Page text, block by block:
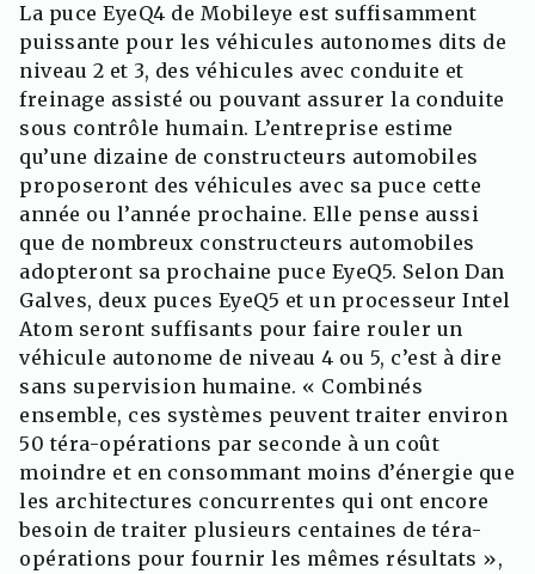
La puce EyeQ4 de Mobileye est suffisamment
puissante pour les véhicules autonomes dits de
niveau 2 et 3, des véhicules avec conduite et
freinage assisté ou pouvant assurer la conduite
sous contrôle humain. L’entreprise estime
qu’une dizaine de constructeurs automobiles
proposeront des véhicules avec sa puce cette
année ou l’année prochaine. Elle pense aussi
que de nombreux constructeurs automobiles
adopteront sa prochaine puce EyeQ5. Selon Dan
Galves, deux puces EyeQ5 et un processeur Intel
Atom seront suffisants pour faire rouler un
véhicule autonome de niveau 4 ou 5, c’est à dire
sans supervision humaine. « Combinés
ensemble, ces systèmes peuvent traiter environ
50 téra-opérations par seconde à un coût
moindre et en consommant moins d’énergie que
les architectures concurrentes qui ont encore
besoin de traiter plusieurs centaines de téra-
opérations pour fournir les mêmes résultats »,